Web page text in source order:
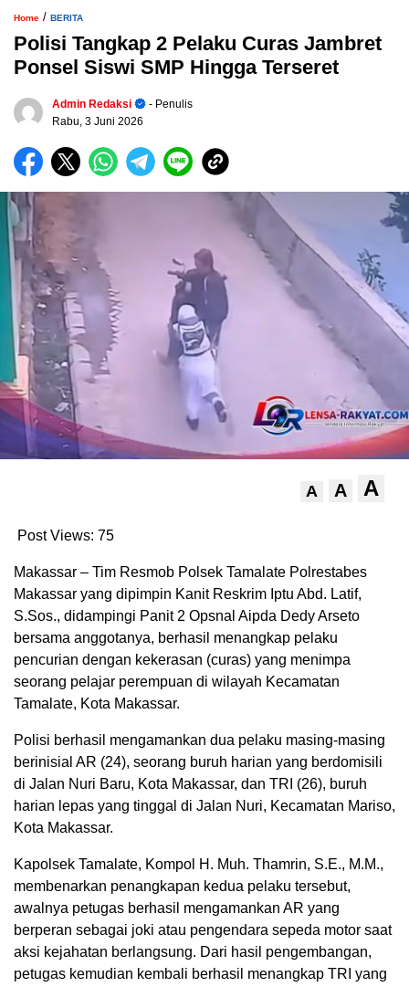
Home / BERITA
Polisi Tangkap 2 Pelaku Curas Jambret
Ponsel Siswi SMP Hingga Terseret
Admin Redaksi
- Penulis
Rabu, 3 Juni 2026
A A A
Post Views: 75
Makassar – Tim Resmob Polsek Tamalate Polrestabes
Makassar yang dipimpin Kanit Reskrim Iptu Abd. Latif,
S.Sos., didampingi Panit 2 Opsnal Aipda Dedy Arseto
bersama anggotanya, berhasil menangkap pelaku
pencurian dengan kekerasan (curas) yang menimpa
seorang pelajar perempuan di wilayah Kecamatan
Tamalate, Kota Makassar.
Polisi berhasil mengamankan dua pelaku masing-masing
berinisial AR (24), seorang buruh harian yang berdomisili
di Jalan Nuri Baru, Kota Makassar, dan TRI (26), buruh
harian lepas yang tinggal di Jalan Nuri, Kecamatan Mariso,
Kota Makassar.
Kapolsek Tamalate, Kompol H. Muh. Thamrin, S.E., M.M.,
membenarkan penangkapan kedua pelaku tersebut,
awalnya petugas berhasil mengamankan AR yang
berperan sebagai joki atau pengendara sepeda motor saat
aksi kejahatan berlangsung. Dari hasil pengembangan,
petugas kemudian kembali berhasil menangkap TRI yang